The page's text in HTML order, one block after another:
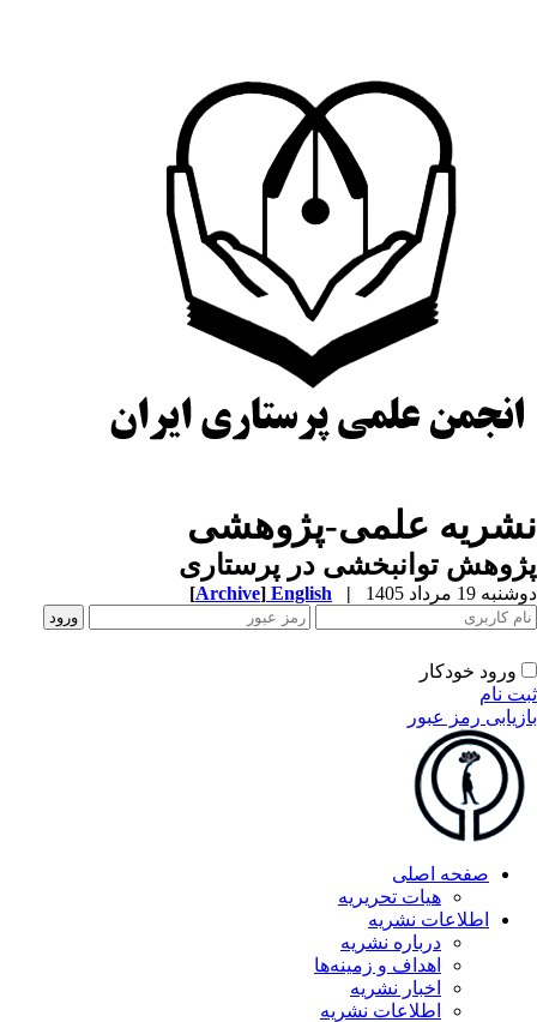
علمی-پژوهشی
توانبخشی در پرستاری
19 مرداد 1405 |
English
[Archive]
ورود خودکار
نام
رمز عبور
صفحه اصلی
هیات تحریریه
اطلاعات نشریه
درباره نشریه
اهداف و زمینه‌ها
اخبار نشریه
اطلاعات نشریه